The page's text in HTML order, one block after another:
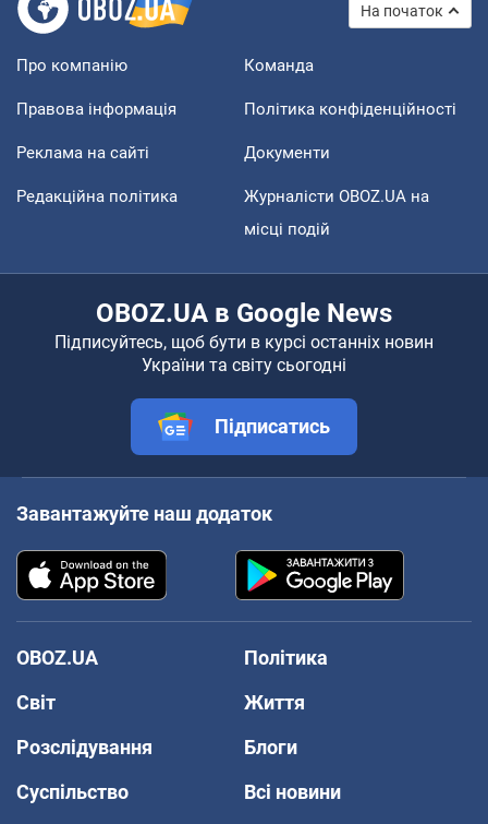
На початок
Про компанію Команда
Правова інформація Політика конфіденційності
Реклама на сайті Документи
Редакційна політика
Журналісти OBOZ.UA на
місці подій
OBOZ.UA в Google News
Підписуйтесь, щоб бути в курсі останніх новин
України та світу сьогодні
Підписатись
Завантажуйте наш додаток
OBOZ.UA
Політика
Світ
Життя
Розслідування
Блоги
Суспільство
Всі новини